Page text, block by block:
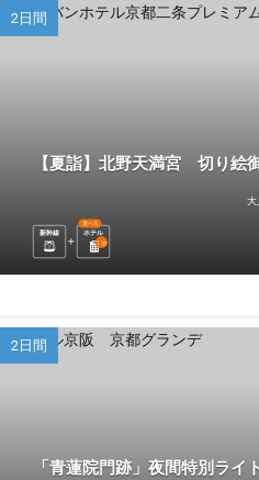
2日間
【夏詣】北野天満宮 切り
新幹線 ホテル
選べる
1 泊
大
2日間
「青蓮院門跡」夜間特別ラ